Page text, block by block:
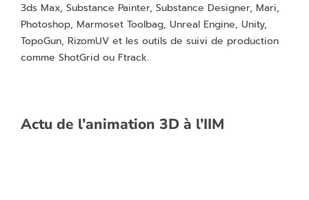
3ds Max, Substance Painter, Substance Designer, Mari,
Photoshop, Marmoset Toolbag, Unreal Engine, Unity,
TopoGun, RizomUV et les outils de suivi de production
comme ShotGrid ou Ftrack.
Actu de l’animation 3D à l’IIM